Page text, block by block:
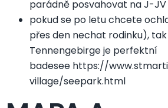
parádně posvahovat na J-JV
pokud se po letu chcete
přes den nechat rodinku),
Tennengebirge je perfektní
badesee https://
village/seepark.html